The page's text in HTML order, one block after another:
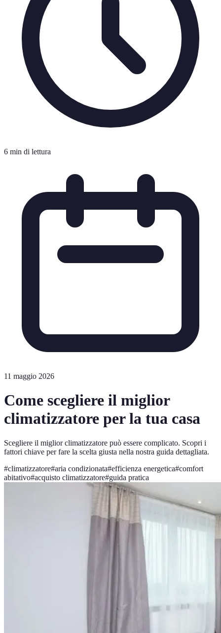
6 min di lettura
11 maggio 2026
Come scegliere il miglior
climatizzatore per la tua casa
Scegliere il miglior climatizzatore può essere complicato. Scopri i
fattori chiave per fare la scelta giusta nella nostra guida dettagliata.
#climatizzatore#aria condizionata#efficienza energetica#comfort
abitativo#acquisto climatizzatore#guida pratica